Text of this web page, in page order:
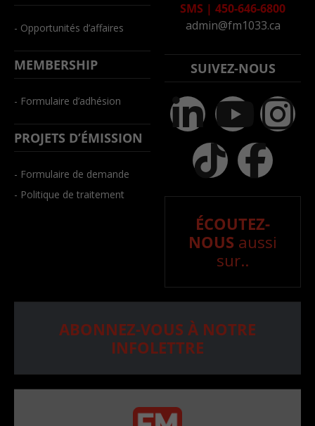
- Opportunités d’affaires
MEMBERSHIP
- Formulaire d’adhésion
PROJETS D’ÉMISSION
- Formulaire de demande
- Politique de traitement
SMS | 450-646-6800
admin@fm1033.ca
SUIVEZ-NOUS
ÉCOUTEZ-
NOUS aussi
sur..
ABONNEZ-VOUS À NOTRE
INFOLETTRE